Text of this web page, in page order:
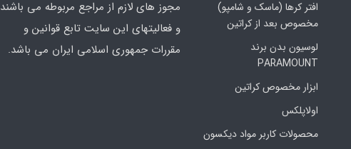
افتر کرها (ماسک و شامپو)
مخصوص بعد از کراتین
لوسیون بدن برند
PARAMOUNT
ابزار مخصوص کراتین
اولاپلکس
محصولات کاربر مواد دیکسون
مجوز های لازم از مراجع مربوطه می باشند
و فعالیتهای این سایت تابع قوانین و
مقررات جمهوری اسلامی ایران می باشد.